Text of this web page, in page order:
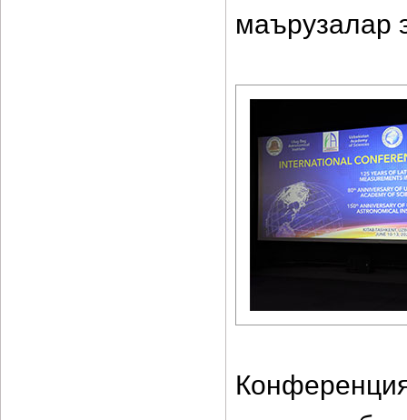
маърузалар